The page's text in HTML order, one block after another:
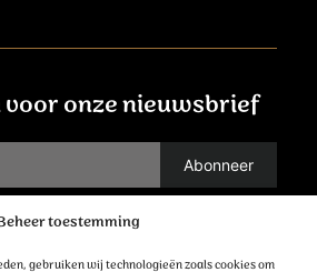
toestemming
gebruiken wij technologieën zoals cookies om
onze nieuwsbrief